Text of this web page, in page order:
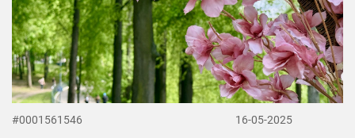
#0001561546 16-05-2025